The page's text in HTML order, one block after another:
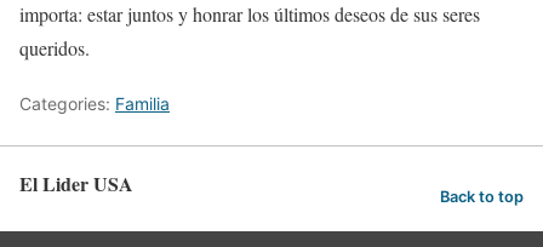
importa: estar juntos y honrar los últimos deseos de sus seres
queridos.
Categories: Familia
El Lider USA Back to top